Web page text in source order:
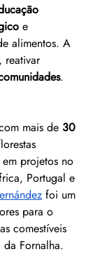
e
alimentos. A
, reativar
.
mais de 30
projetos no
Portugal e
foi um
para o
comestíveis
Fornalha.